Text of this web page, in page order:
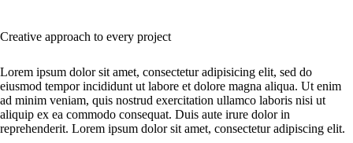
Creative approach to every project
Lorem ipsum dolor sit amet, consectetur adipisicing elit, sed do
eiusmod tempor incididunt ut labore et dolore magna aliqua. Ut enim
ad minim veniam, quis nostrud exercitation ullamco laboris nisi ut
aliquip ex ea commodo consequat. Duis aute irure dolor in
reprehenderit. Lorem ipsum dolor sit amet, consectetur adipiscing elit.